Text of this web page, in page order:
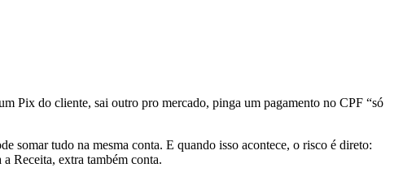
Pix do cliente, sai outro pro mercado, pinga um pagamento no CPF “só
somar tudo na mesma conta. E quando isso acontece, o risco é direto:
Receita, extra também conta.